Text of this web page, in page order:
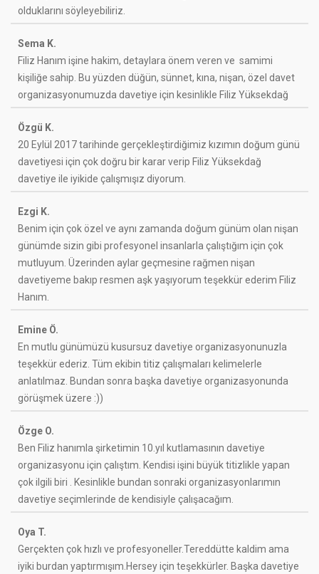
olduklarını söyleyebiliriz.
Sema K.
Filiz Hanım işine hakim, detaylara önem veren ve samimi
kişiliğe sahip. Bu yüzden düğün, sünnet, kına, nişan, özel davet
organizasyonumuzda davetiye için kesinlikle Filiz Yüksekdağ
Özgü K.
20 Eylül 2017 tarihinde gerçekleştirdiğimiz kızımın doğum günü
davetiyesi için çok doğru bir karar verip Filiz Yüksekdağ
davetiye ile iyikide çalışmışız diyorum.
Ezgi K.
Benim için çok özel ve aynı zamanda doğum günüm olan nişan
günümde sizin gibi profesyonel insanlarla çalıştığım için çok
mutluyum. Üzerinden aylar geçmesine rağmen nişan
davetiyeme bakıp resmen aşk yaşıyorum teşekkür ederim Filiz
Hanım.
Emine Ö.
En mutlu günümüzü kusursuz davetiye organizasyonunuzla
teşekkür ederiz. Tüm ekibin titiz çalışmaları kelimelerle
anlatılmaz. Bundan sonra başka davetiye organizasyonunda
görüşmek üzere :))
Özge O.
Ben Filiz hanımla şirketimin 10.yıl kutlamasının davetiye
organizasyonu için çalıştım. Kendisi işini büyük titizlikle yapan
çok ilgili biri . Kesinlikle bundan sonraki organizasyonlarımın
davetiye seçimlerinde de kendisiyle çalışacağım.
Oya T.
Gerçekten çok hızlı ve profesyoneller.Tereddütte kaldim ama
iyiki burdan yaptırmışım.Hersey için teşekkürler. Başka davetiye